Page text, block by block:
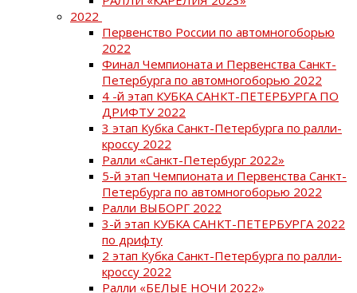
2022
Первенство России по автомногоборью
2022
Финал Чемпионата и Первенства Санкт-
Петербурга по автомногоборью 2022
4 -й этап КУБКА САНКТ-ПЕТЕРБУРГА ПО
ДРИФТУ 2022
3 этап Кубка Санкт-Петербурга по ралли-
кроссу 2022
Ралли «Санкт-Петербург 2022»
5-й этап Чемпионата и Первенства Санкт-
Петербурга по автомногоборью 2022
Ралли ВЫБОРГ 2022
3-й этап КУБКА САНКТ-ПЕТЕРБУРГА 2022
по дрифту
2 этап Кубка Санкт-Петербурга по ралли-
кроссу 2022
Ралли «БЕЛЫЕ НОЧИ 2022»